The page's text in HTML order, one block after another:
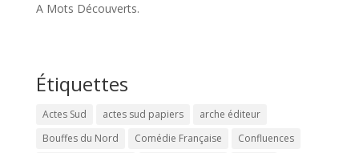
A Mots Découverts.
Étiquettes
Actes Sud actes sud papiers
arche éditeur
Bouffes du Nord
Comédie Française Confluences